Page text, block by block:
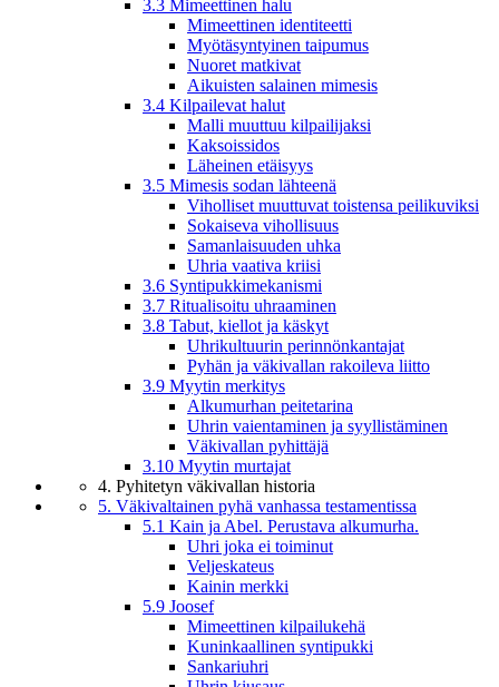
3.3 Mimeettinen halu
Mimeettinen identiteetti
Myötäsyntyinen taipumus
Nuoret matkivat
Aikuisten salainen mimesis
3.4 Kilpailevat halut
Malli muuttuu kilpailijaksi
Kaksoissidos
Läheinen etäisyys
3.5 Mimesis sodan lähteenä
Viholliset muuttuvat toistensa peilikuviksi
Sokaiseva vihollisuus
Samanlaisuuden uhka
Uhria vaativa kriisi
3.6 Syntipukkimekanismi
3.7 Ritualisoitu uhraaminen
3.8 Tabut, kiellot ja käskyt
Uhrikultuurin perinnönkantajat
Pyhän ja väkivallan rakoileva liitto
3.9 Myytin merkitys
Alkumurhan peitetarina
Uhrin vaientaminen ja syyllistäminen
Väkivallan pyhittäjä
3.10 Myytin murtajat
4. Pyhitetyn väkivallan historia
5. Väkivaltainen pyhä vanhassa testamentissa
5.1 Kain ja Abel. Perustava alkumurha.
Uhri joka ei toiminut
Veljeskateus
Kainin merkki
5.9 Joosef
Mimeettinen kilpailukehä
Kuninkaallinen syntipukki
Sankariuhri